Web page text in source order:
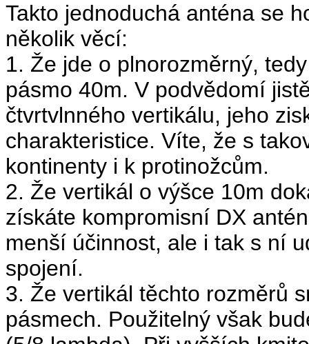
Takto jednoduchá anténa se
několik věcí:
1. Že jde o plnorozměrný,
pásmo 40m. V podvědomí
čtvrtvlnného vertikálu, jeho
charakteristice. Víte, že s
kontinenty i k protinožcům.
2. Že vertikál o výšce 10m
získáte kompromisní DX
menší účinnost, ale i tak s ní
spojení.
3. Že vertikál těchto rozměrů
pásmech. Použitelný však